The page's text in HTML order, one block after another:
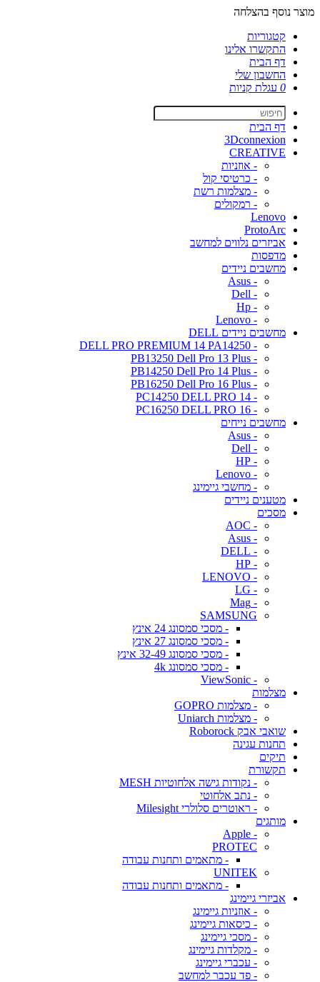
מוצר נוסף בהצלחה
קטגוריות
התקשרו אלינו
דף הבית
החשבון שלי
0 עגלת קניות
דף הבית
3Dconnexion
CREATIVE
- אוזניות
- כרטיסי קול
- מצלמות רשת
- רמקולים
Lenovo
ProtoArc
אביזרים נלווים למחשב
מדפסות
מחשבים ניידים
- Asus
- Dell
- Hp
- Lenovo
מחשבים ניידים DELL
- DELL PRO PREMIUM 14 PA14250
- PB13250 Dell Pro 13 Plus
- PB14250 Dell Pro 14 Plus
- PB16250 Dell Pro 16 Plus
- PC14250 DELL PRO 14
- PC16250 DELL PRO 16
מחשבים נייחים
- Asus
- Dell
- HP
- Lenovo
- מחשבי גיימינג
מטענים ניידים
מסכים
- AOC
- Asus
- DELL
- HP
- LENOVO
- LG
- Mag
SAMSUNG
- מסכי סמסונג 24 אינץ
- מסכי סמסונג 27 אינץ
- מסכי סמסונג 32-49 אינץ
- מסכי סמסונג 4k
- ViewSonic
מצלמות
- מצלמות GOPRO
- מצלמות Uniarch
שואבי אבק Roborock
תחנות עגינה
תיקים
תקשורת
- נקודות גישה אלחוטיות MESH
- נתב אלחוטי
- ראוטרים סלולרי Milesight
מותגים
- Apple
PROTEC
- מתאמים ותחנות עבודה
UNITEK
- מתאמים ותחנות עבודה
אביזרי גיימינג
- אוזניות גיימינג
- כיסאות גיימינג
- מסכי גיימינג
- מקלדות גיימינג
- עכברי גיימינג
- פד עכבר למחשב